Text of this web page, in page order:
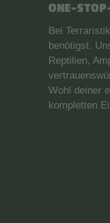
ONE-
Bei
benötigst.
Reptilien,
Wohl deiner
kompletten